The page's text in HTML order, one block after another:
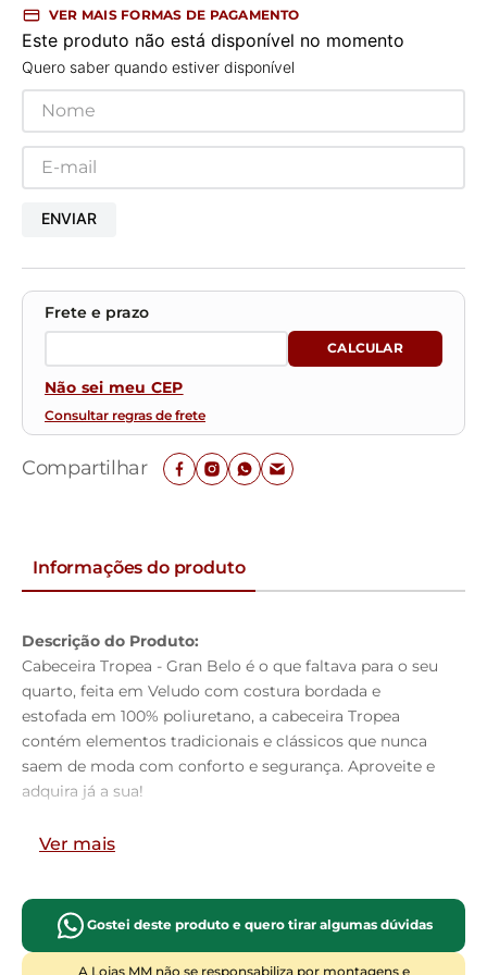
VER MAIS FORMAS DE PAGAMENTO
Este produto não está disponível no momento
Quero saber quando estiver disponível
ENVIAR
Não sei meu CEP
Consultar regras de frete
Compartilhar
Informações do produto
Descrição do Produto:
Cabeceira Tropea - Gran Belo é o que faltava para o seu
quarto, feita em Veludo com costura bordada e
estofada em 100% poliuretano, a cabeceira Tropea
contém elementos tradicionais e clássicos que nunca
saem de moda com conforto e segurança. Aproveite e
adquira já a sua!
Altura:125cm
Profundidade:
Características do Produto:
Ver mais
Gostei deste produto e quero tirar algumas dúvidas
A Lojas MM não se responsabiliza por montagens e